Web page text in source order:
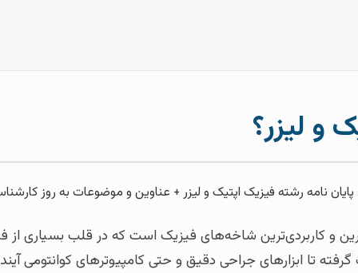
و لیزر؟
و کاربردی‌ترین شاخه‌های فیزیک است که در قلب بسیاری از
تا ابزارهای جراحی دقیق و حتی کامپیوترهای کوانتومی